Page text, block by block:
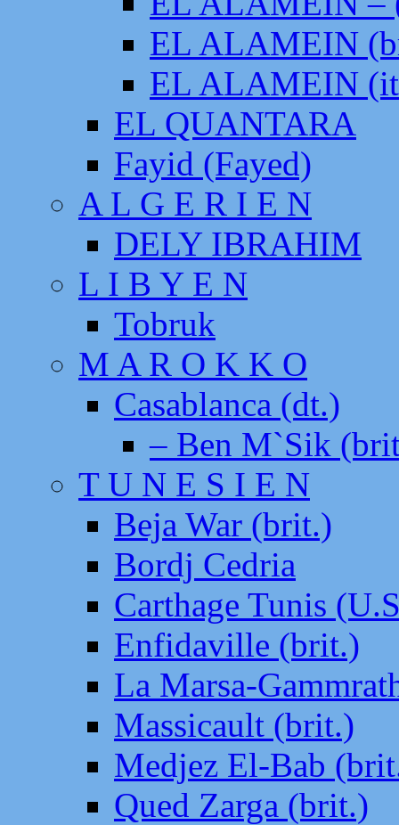
EL ALAMEIN
EL ALAMEIN
EL QUANTARA
Fayid (Fayed)
A L G E R I E N
DELY IBRAHIM
L I B Y E N
Tobruk
M A R O K K O
Casablanca (dt.)
– Ben M`Sik
T U N E S I E N
Beja War (brit.)
Bordj Cedria
Carthage Tunis
Enfidaville (brit.)
La Marsa-
Massicault (brit.)
Medjez El-Bab
Qued Zarga (brit.)